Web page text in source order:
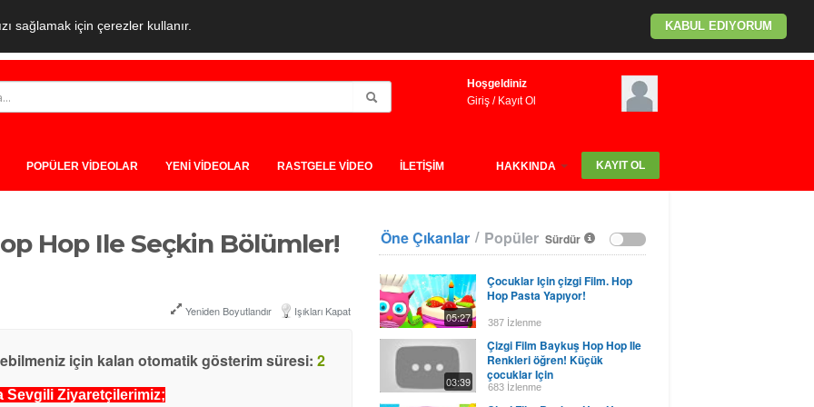
KABUL EDIYORUM
sağlamak için çerezler kullanır.
Hoşgeldiniz
Giriş/ Kayıt Ol
POPÜLER VİDEOLAR YENİ VİDEOLAR RASTGELE VİDEO İLETİŞİM HAKKINDA KAYIT OL
Hop Ile Seçkin Bölümler!
Yeniden Boyutlandır Işıkları Kapat
için kalan otomatik gösterim süresi:1
Sevgili Ziyaretçilerimiz;
Sürdür
Öne Çıkanlar / Popüler
05:27
Çocuklar Için çizgi Film. Hop
Hop Pasta Yapıyor!
387 İzlenme
03:39
Çizgi Film Baykuş Hop Hop Ile
Renkleri öğren! Küçük
çocuklar Için
683 İzlenme